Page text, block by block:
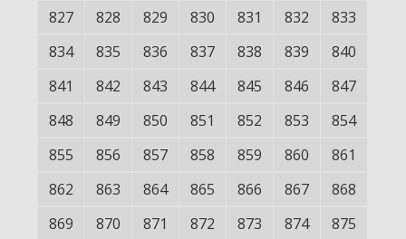
827 828 829 830 831 832
833
834
835 836 837 838 839
840
841
842 843 844 845 846
847
848
849 850 851 852 853
854
855
856 857 858 859 860
861
862
863 864 865 866 867
868
869
870 871 872 873 874
875